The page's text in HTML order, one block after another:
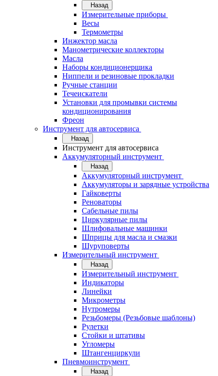
Назад
Измерительные приборы
Весы
Термометры
Инжектор масла
Манометрические коллекторы
Масла
Наборы кондиционерщика
Ниппели и резиновые прокладки
Ручные станции
Течеискатели
Установки для промывки системы
кондиционирования
Фреон
Инструмент для автосервиса
Назад
Инструмент для автосервиса
Аккумуляторный инструмент
Назад
Аккумуляторный инструмент
Аккумуляторы и зарядные устройства
Гайковерты
Реноваторы
Сабельные пилы
Циркулярные пилы
Шлифовальные машинки
Шприцы для масла и смазки
Шуруповерты
Измерительный инструмент
Назад
Измерительный инструмент
Индикаторы
Линейки
Микрометры
Нутромеры
Резьбомеры (Резьбовые шаблоны)
Рулетки
Стойки и штативы
Угломеры
Штангенциркули
Пневмоинструмент
Назад